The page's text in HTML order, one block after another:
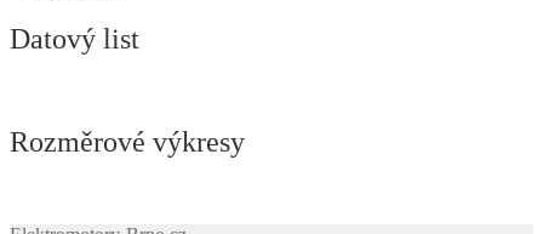
Datový list
Rozměrové výkresy